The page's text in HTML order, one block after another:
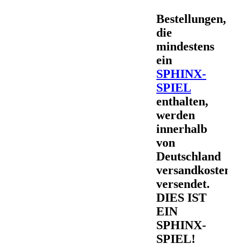
Bestellungen,
die
mindestens
ein
SPHINX-
SPIEL
enthalten,
werden
innerhalb
von
Deutschland
versendet.
DIES IST
EIN
SPHINX-
SPIEL!